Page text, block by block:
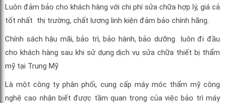
Luôn đảm bảo cho khách hàng với chi phí sửa chữa hợp lý, giá cả
tốt nhất thị trường, chất lượng linh kiện đảm bảo chính hãng.
Chính sách hậu mãi, bảo trì, bảo hành, bảo dưỡng luôn đi đầu
cho khách hàng sau khi sử dụng dịch vụ sửa chữa thiết bị thẩm
mỹ tại Trung Mỹ
Là một công ty phân phối, cung cấp máy móc thẩm mỹ công
nghệ cao nhận biết được tầm quan trọng của việc bảo trì máy